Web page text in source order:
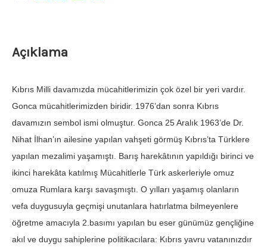
Açıklama
Kıbrıs Milli davamızda mücahitlerimizin çok özel bir yeri vardır.
Gonca mücahitlerimizden biridir. 1976’dan sonra Kıbrıs
davamızın sembol ismi olmuştur. Gonca 25 Aralık 1963’de Dr.
Nihat İlhan’ın ailesine yapılan vahşeti görmüş Kıbrıs’ta Türklere
yapılan mezalimi yaşamıştı. Barış harekâtının yapıldığı birinci ve
ikinci harekâta katılmış Mücahitlerle Türk askerleriyle omuz
omuza Rumlara karşı savaşmıştı. O yılları yaşamış olanların
vefa duygusuyla geçmişi unutanlara hatırlatma bilmeyenlere
öğretme amacıyla 2.basımı yapılan bu eser günümüz gençliğine
akıl ve duygu sahiplerine politikacılara: Kıbrıs yavru vatanınızdır